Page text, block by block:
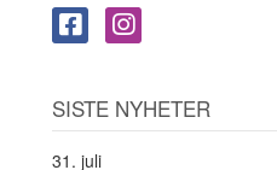
SISTE NYHETER
31. juli